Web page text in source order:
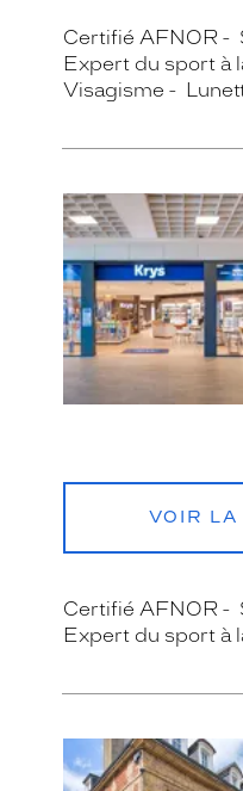
Certifié AFNOR
Expert du sport à
Visagisme
VOIR LA
Certifié AFNOR
Expert du sport à